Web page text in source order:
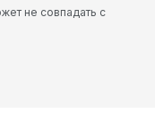
не совпадать с